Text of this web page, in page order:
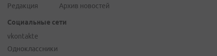
Редакция
Архив новостей
Социальные сети
vkontakte
Одноклассники